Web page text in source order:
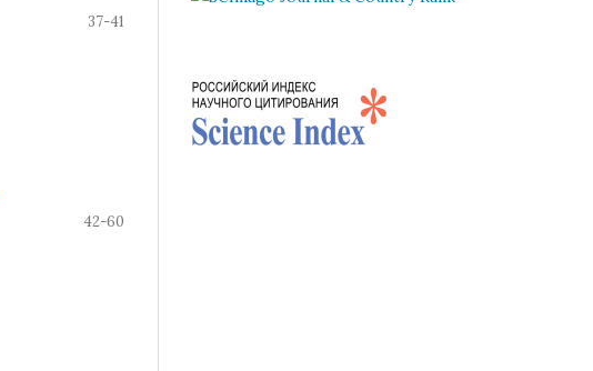
37-41
42-60